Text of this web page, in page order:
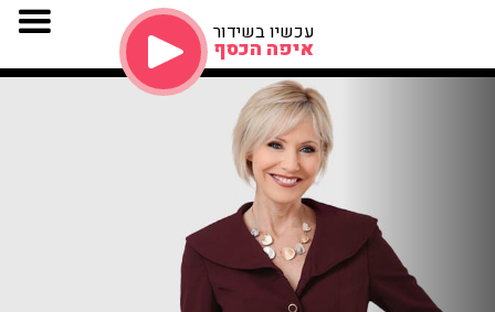
עכשיו בשידור
איפה הכסף